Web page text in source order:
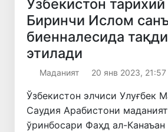
Ўзбекистон
Биринчи Ислом
биенналесида
этилади
Маданият 20 янв 2023, 21:57
Ўзбекистон элчиси Улуғбек
Саудия Арабистони
ўринбосари Фаҳд ал-Канаъан